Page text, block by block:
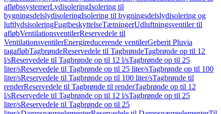
afløbssystemerLydisoleringIsolering til
bygningsdelslydisoleringIsolering til bygningsdelslydisolering og
luftlydsisoleringFugtbeskyttelseTætningerUdluftningsventiler til
afløbVentilationsventilerReservedele til
VentilationsventilerEnergireducerende ventilerGeberit Pluvia
tagafløbTagbrøndeReservedele til TagbrøndeTagbrønde op til 12
l/sReservedele til Tagbrønde op til 12 l/sTagbrønde op til 25
liter/sReservedele til Tagbrønde op til 25 liter/sTagbrønde op til 100
liter/sReservedele til Tagbrønde op til 100 liter/sTagbrønde til
renderReservedele til Tagbrønde til renderTagbrønde op til 12
l/sReservedele til Tagbrønde op til 12 l/sTagbrønde op til 25
liter/sReservedele til Tagbrønde op til 25